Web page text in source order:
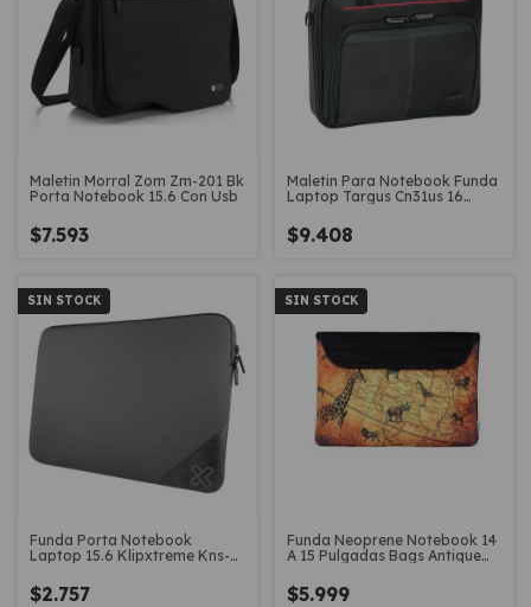
Maletin Morral Zom Zm-201 Bk
Porta Notebook 15.6 Con Usb
$7.593
Maletin Para Notebook Funda
Laptop Targus Cn31us 16
$9.408
SIN STOCK
Funda Porta Notebook
Laptop 15.6 Klipxtreme Kns-
$2.757
SIN STOCK
Funda Neoprene Notebook 14
A 15 Pulgadas Bags Antique
$5.999